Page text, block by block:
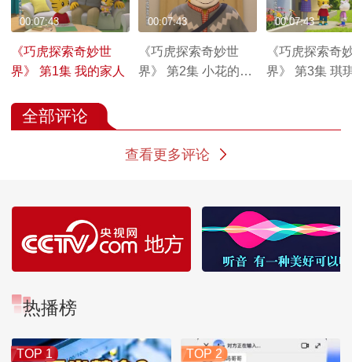
《巧虎探索奇妙世
界》 第1集 我的家人
00:07:43
《巧虎探索奇妙世
界》 第2集 小花的礼
00:07:43
《巧虎探索奇
界》 第3集 琪
00:07:43
全部评论
查看更多评论
热播榜
TOP 1 TOP 2